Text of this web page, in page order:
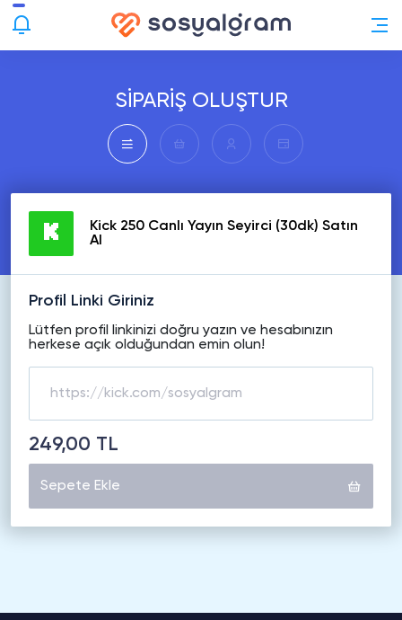
SİPARİŞ OLUŞTUR
Kick 250 Canlı Yayın Seyirci (30dk) Satın
Al
Profil Linki Giriniz
Lütfen profil linkinizi doğru yazın ve hesabınızın
herkese açık olduğundan emin olun!
249,00 TL
Sepete Ekle